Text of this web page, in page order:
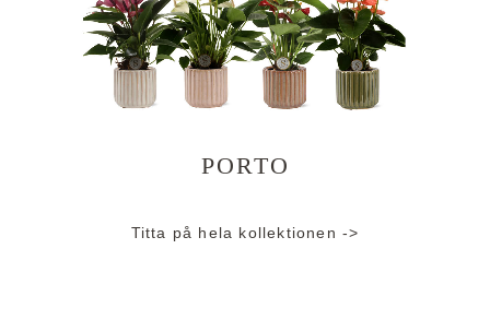
PORTO
Titta på hela kollektionen ->